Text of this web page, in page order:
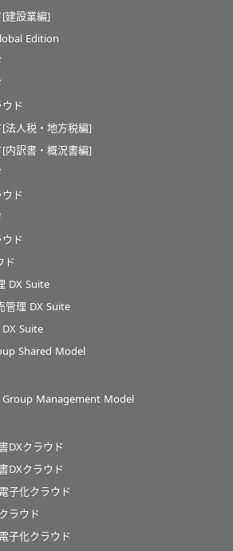
[建設業編]
Edition
ド
法人税・地方税編]
内訳書・概況書編]
ド
ド
ド
DX Suite
管理 DX Suite
Suite
Shared Model
Group Management Model
DXクラウド
DXクラウド
子化クラウド
ラウド
子化クラウド